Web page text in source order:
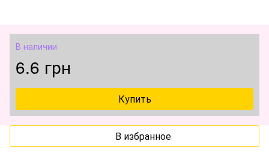
В наличии
6.6 грн
Купить
В избранное